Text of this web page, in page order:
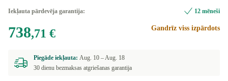
Iekļauta pārdevēja garantija: 12 mēneši
738,71 € Gandrīz viss izpārdots
Piegāde iekļauta: Aug. 10 –Aug. 18
30 dienu bezmaksas atgriešanas garantija